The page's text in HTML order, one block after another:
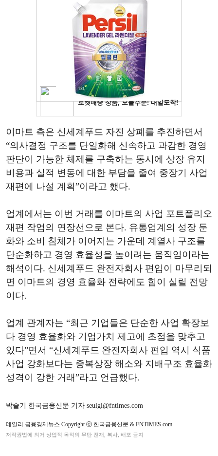
이마트 측은 신세계푸드 자진 상폐를 추진하면서
“의사결정 구조를 단일화해 신속하고 과감한 경영
판단이 가능한 체제를 구축하는 동시에 상장 유지
비용과 실적 변동에 대한 부담을 줄여 중장기 사업
재편에 나설 계획”이라고 했다.
업계에서는 이번 거래를 이마트의 사업 포트폴리오
재편 작업의 연장선으로 본다. 유통업계의 성장 둔
화와 소비 침체가 이어지는 가운데 계열사 구조를
단순화하고 경영 효율성을 높이려는 움직임이라는
해석이다. 신세계푸드 완전자회사 편입이 마무리되
면 이마트의 경영 효율화 전략에도 힘이 실릴 전망
이다.
업계 관계자는 “최근 기업들은 단순한 사업 확장보
다 경영 효율화와 기업가치 제고에 초점을 맞추고
있다”면서 “신세계푸드 완전자회사 편입 역시 식품
사업 강화보다는 중복상장 해소와 지배구조 효율화
성격이 강한 거래”라고 언급했다.
박슬기 한국금융신문 기자 seulgi@fntimes.com
데일리 금융경제뉴스 Copyright ⓒ 한국금융신문 & FNTIMES.com
저작권법에 의거 상업적 목적의 무단 전재, 복사, 배포 금지